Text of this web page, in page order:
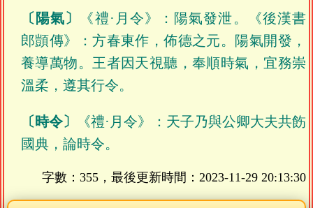
〔陽氣〕
《禮·月令》：陽氣發泄。《後漢書
郎顗傳》：方春東作，佈德之元。陽氣開發，
養導萬物。王者因天視聽，奉順時氣，宜務崇
溫柔，遵其行令。
〔時令〕
《禮·月令》：天子乃與公卿大夫共飭
國典，論時令。
字數：355，最後更新時間： 2023-11-29 20:13:30